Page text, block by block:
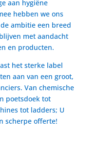
aan hygiëne
hebben we ons
ambitie een breed
met aandacht
en producten.
het sterke label
aan van een groot,
Van chemische
poetsdoek tot
tot ladders; U
scherpe offerte!